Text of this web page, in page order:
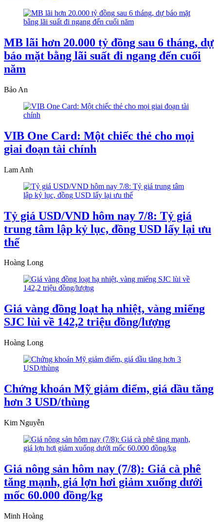
MB lãi hơn 20.000 tỷ đồng sau 6 tháng, dự
báo mặt bằng lãi suất đi ngang đến cuối
năm
Bảo An
VIB One Card: Một chiếc thẻ cho mọi
giai đoạn tài chính
Lam Anh
Tỷ giá USD/VND hôm nay 7/8: Tỷ giá
trung tâm lập kỷ lục, đồng USD lấy lại ưu
thế
Hoàng Long
Giá vàng đồng loạt hạ nhiệt, vàng miếng
SJC lùi về 142,2 triệu đồng/lượng
Hoàng Long
Chứng khoán Mỹ giảm điểm, giá dầu tăng
hơn 3 USD/thùng
Kim Nguyễn
Giá nông sản hôm nay (7/8): Giá cà phê
tăng mạnh, giá lợn hơi giảm xuống dưới
mốc 60.000 đồng/kg
Minh Hoàng